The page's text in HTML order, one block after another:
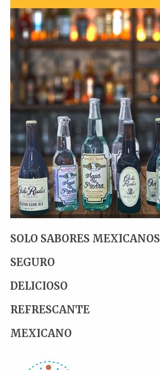
SOLO SABORES MEXICANOS
SEGURO
DELICIOSO
REFRESCANTE
MEXICANO